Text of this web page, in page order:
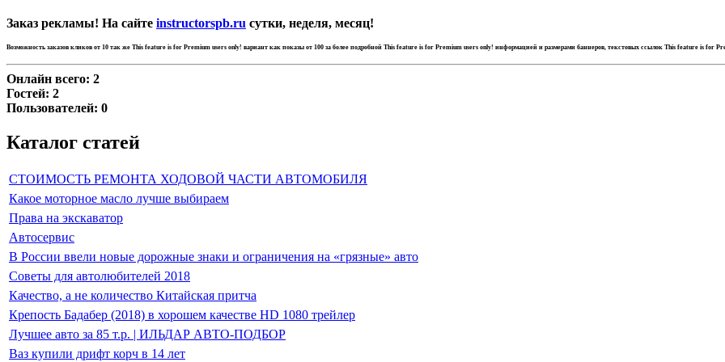
Заказ рекламы! На сайте instructorspb.ru сутки, неделя, месяц!
Возможность заказов кликов от 10 так же This feature is for Premium users only! вариант как показы от 100 за более подробной This feature is for Premium users only! информацией и размерами баннеров, текстовых ссылок This feature is for
Онлайн всего: 2
Гостей: 2
Пользователей: 0
Каталог статей
СТОИМОСТЬ РЕМОНТА ХОДОВОЙ ЧАСТИ АВТОМОБИЛЯ
Какое моторное масло лучше выбираем
Права на экскаватор
Автосервис
В России ввели новые дорожные знаки и ограничения на «грязные» авто
Советы для автолюбителей 2018
Качество, а не количество Китайская притча
Крепость Бадабер (2018) в хорошем качестве HD 1080 трейлер
Лучшее авто за 85 т.р. | ИЛЬДАР АВТО-ПОДБОР
Ваз купили дрифт корч в 14 лет